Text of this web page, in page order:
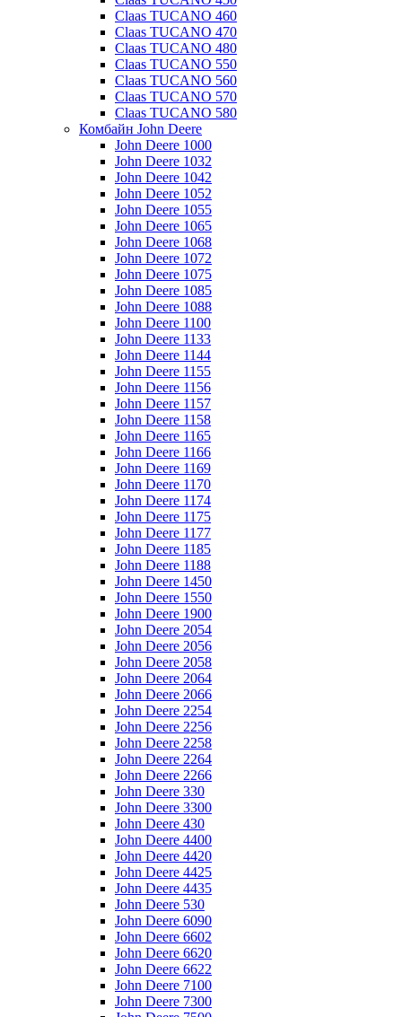
Claas TUCANO 460
Claas TUCANO 470
Claas TUCANO 480
Claas TUCANO 550
Claas TUCANO 560
Claas TUCANO 570
Claas TUCANO 580
Комбайн John Deere
John Deere 1000
John Deere 1032
John Deere 1042
John Deere 1052
John Deere 1055
John Deere 1065
John Deere 1068
John Deere 1072
John Deere 1075
John Deere 1085
John Deere 1088
John Deere 1100
John Deere 1133
John Deere 1144
John Deere 1155
John Deere 1156
John Deere 1157
John Deere 1158
John Deere 1165
John Deere 1166
John Deere 1169
John Deere 1170
John Deere 1174
John Deere 1175
John Deere 1177
John Deere 1185
John Deere 1188
John Deere 1450
John Deere 1550
John Deere 1900
John Deere 2054
John Deere 2056
John Deere 2058
John Deere 2064
John Deere 2066
John Deere 2254
John Deere 2256
John Deere 2258
John Deere 2264
John Deere 2266
John Deere 330
John Deere 3300
John Deere 430
John Deere 4400
John Deere 4420
John Deere 4425
John Deere 4435
John Deere 530
John Deere 6090
John Deere 6602
John Deere 6620
John Deere 6622
John Deere 7100
John Deere 7300